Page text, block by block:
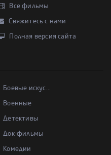
Все фильмы
Свяжитесь с нами
Полная версия сайта
Боевые искус...
Военные
Детективы
Док-фильмы
Комедии